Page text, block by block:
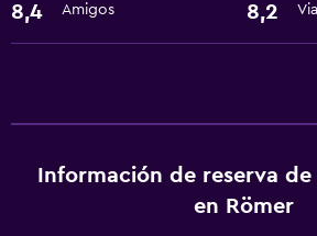
Wifi gratis
8,4 Amigos 8,2
Información de reserva
en Römer